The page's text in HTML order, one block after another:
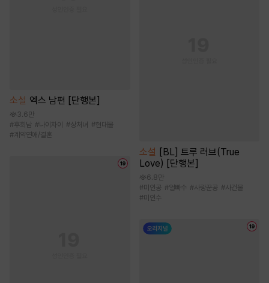
소설 엑스 남편 [단행본]
3.6만
#후회남 #나이차이 #상처녀 #현대물
# 계약연애/결혼
소설 [BL] 트루 러브(True
Love) [단행본]
6.8만
#미인공 #얼빠수 #사랑꾼공 #사건물
#미인수